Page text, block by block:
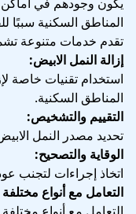
المناطق السكنية سببًا
تقدم خدمات متنوعة
إزالة النمل الابيض:
استخدام تقنيات خاصة
المناطق السكنية.
التقييم والتشخيص:
تحديد مصدر النمل
الوقاية والتصحيح:
اتخاذ إجراءات لتجنب
التعامل مع أنواع